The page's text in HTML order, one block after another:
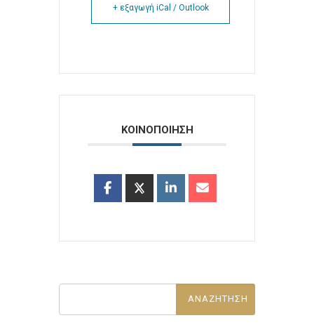
+ εξαγωγή iCal / Outlook
ΚΟΙΝΟΠΟΙΗΣΗ